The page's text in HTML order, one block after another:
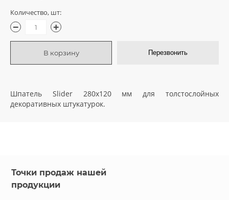
трафареты для декора
Шпатель Slider 280х120 мм для толстослойных
декоративных штукатурок.
Количество, шт:
− +
В корзину Перезвонить
Точки продаж нашей
продукции